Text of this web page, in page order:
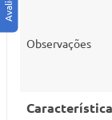
Observações